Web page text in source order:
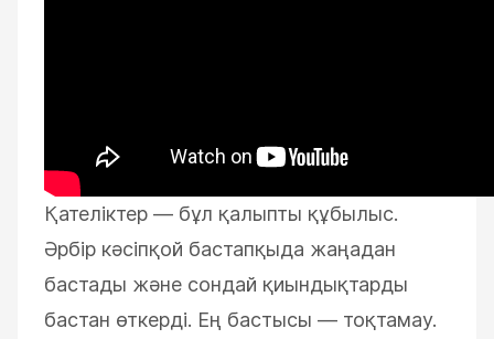
Қателіктер — бұл қалыпты құбылыс.
Әрбір кәсіпқой бастапқыда жаңадан
бастады және сондай қиындықтарды
бастан өткерді. Ең бастысы — тоқтамау.